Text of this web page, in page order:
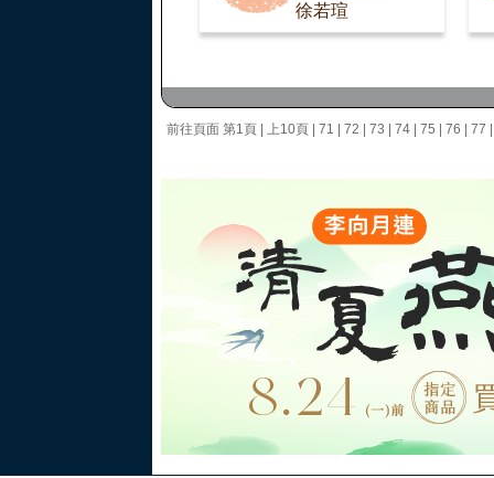
徐若瑄
前往頁面 第1頁 上10頁 71 72 73 74 75 76 77